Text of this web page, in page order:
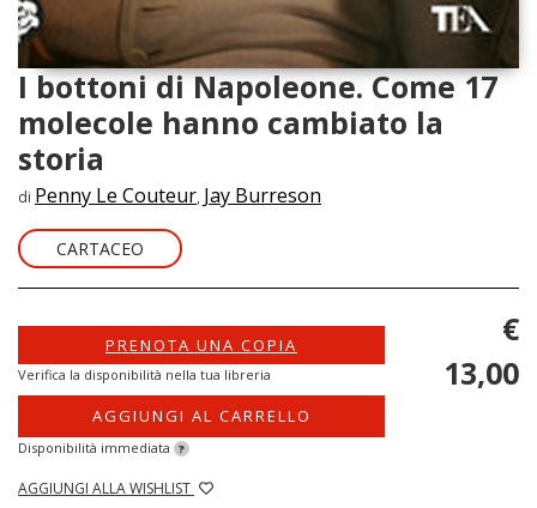
I bottoni di Napoleone. Come 17
molecole hanno cambiato la
storia
di Penny Le Couteur, Jay Burreson
CARTACEO
PRENOTA UNA COPIA
Verifica la disponibilità nella tua libreria
AGGIUNGI AL CARRELLO
Disponibilità immediata ?
AGGIUNGI ALLA WISHLIST
€
13,00